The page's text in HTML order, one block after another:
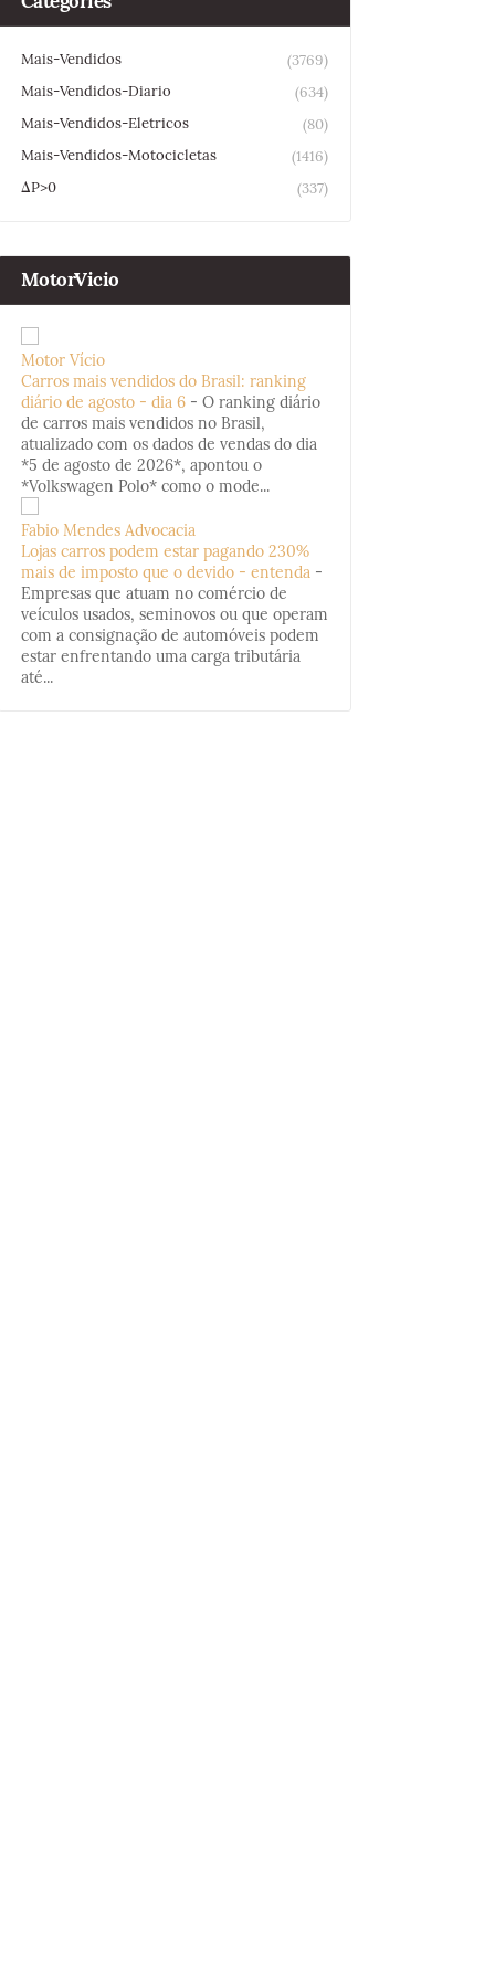
Mais-Vendidos
(3769)
Mais-Vendidos-Diario
(634)
Mais-Vendidos-Eletricos
(80)
Mais-Vendidos-Motocicletas
(1416)
ΔP>0
(337)
MotorVicio
Motor Vício
Carros mais vendidos do Brasil: ranking
diário de agosto - dia 6 - O ranking diário
de carros mais vendidos no Brasil,
atualizado com os dados de vendas do dia
*5 de agosto de 2026*, apontou o
*Volkswagen Polo* como o mode...
Fabio Mendes Advocacia
Lojas carros podem estar pagando 230%
mais de imposto que o devido - entenda -
Empresas que atuam no comércio de
veículos usados, seminovos ou que operam
com a consignação de automóveis podem
estar enfrentando uma carga tributária
até...